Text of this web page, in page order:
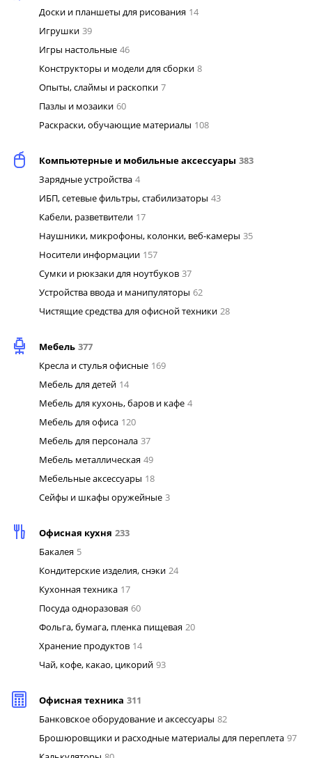
Доски и планшеты для рисования 14
Игрушки 39
Игры настольные 46
Конструкторы и модели для сборки 8
Опыты, слаймы и раскопки 7
Пазлы и мозаики 60
Раскраски, обучающие материалы 108
Компьютерные и мобильные аксессуары 383
Зарядные устройства 4
ИБП, сетевые фильтры, стабилизаторы 43
Кабели, разветвители 17
Наушники, микрофоны, колонки, веб-камеры 35
Носители информации 157
Сумки и рюкзаки для ноутбуков 37
Устройства ввода и манипуляторы 62
Чистящие средства для офисной техники 28
Мебель 377
Кресла и стулья офисные 169
Мебель для детей 14
Мебель для кухонь, баров и кафе 4
Мебель для офиса 120
Мебель для персонала 37
Мебель металлическая 49
Мебельные аксессуары 18
Сейфы и шкафы оружейные 3
Офисная кухня 233
Бакалея 5
Кондитерские изделия, снэки 24
Кухонная техника 17
Посуда одноразовая 60
Фольга, бумага, пленка пищевая 20
Хранение продуктов 14
Чай, кофе, какао, цикорий 93
Офисная техника 311
Банковское оборудование и аксессуары 82
Брошюровщики и расходные материалы для переплета 97